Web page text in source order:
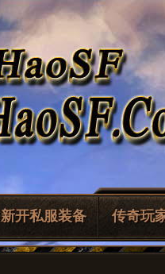
新开私服装备 传奇玩